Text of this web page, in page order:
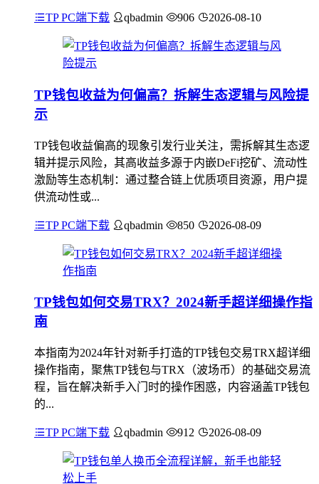
TP PC端下载 qbadmin 906 2026-08-10
TP钱包收益为何偏高？拆解生态逻辑与风险提
示
TP钱包收益偏高的现象引发行业关注，需拆解其生态逻
辑并提示风险，其高收益多源于内嵌DeFi挖矿、流动性
激励等生态机制：通过整合链上优质项目资源，用户提
供流动性或...
TP PC端下载 qbadmin 850 2026-08-09
TP钱包如何交易TRX？2024新手超详细操作指
南
本指南为2024年针对新手打造的TP钱包交易TRX超详细
操作指南，聚焦TP钱包与TRX（波场币）的基础交易流
程，旨在解决新手入门时的操作困惑，内容涵盖TP钱包
的...
TP PC端下载 qbadmin 912 2026-08-09